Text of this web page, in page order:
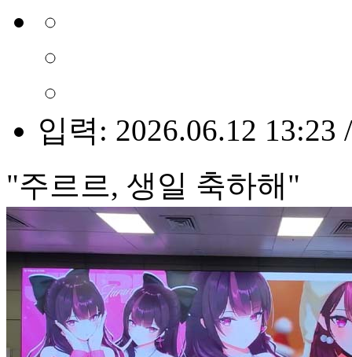
입력: 2026.06.12 13:23
"주르르, 생일 축하해"